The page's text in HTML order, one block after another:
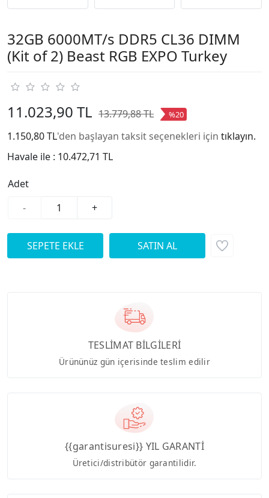
32GB 6000MT/s DDR5 CL36 DIMM
(Kit of 2) Beast RGB EXPO Turkey
11.023,90 TL 13.779,88 TL %20
1.150,80 TL'den başlayan taksit seçenekleri için tıklayın.
Havale ile : 10.472,71 TL
Adet
-
+
TESLİMAT BİLGİLERİ
Ürününüz gün içerisinde teslim edilir
{{garantisuresi}} YIL GARANTİ
Üretici/distribütör garantilidir.